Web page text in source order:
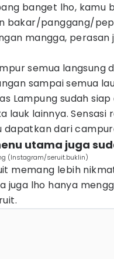
banget lho, kamu
bakar/panggang/
mangga,
semua langsung
sampai semua
Lampung sudah
lauk lainnya. Sensasi
dapatkan dari
utama juga
(Instagram/seruit.buklin)
memang lebih
juga lho hanya